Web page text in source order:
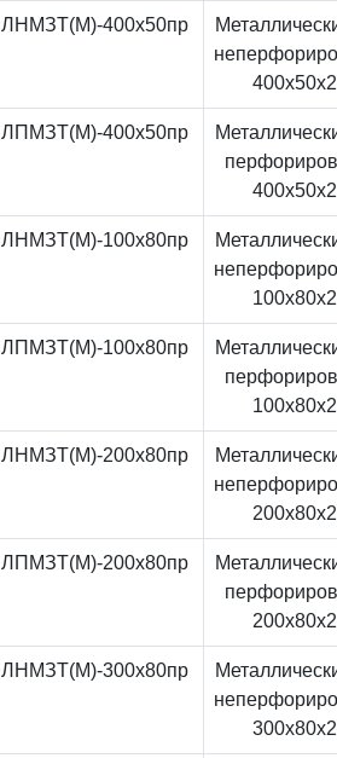
ЛНМЗТ(М)-400x50пр
ЛПМЗТ(М)-400x50пр
ЛНМЗТ(М)-100x80пр
ЛПМЗТ(М)-100x80пр
ЛНМЗТ(М)-200x80пр
ЛПМЗТ(М)-200x80пр
ЛНМЗТ(М)-300x80пр